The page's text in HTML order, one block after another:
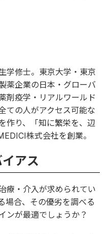
学修士。東京大学・東京
薬企業の日本・グローバ
剤疫学・リアルワールド
ての人がアクセス可能な
作り、「知に繁栄を、辺
株式会社を創業。
アス
療・介入が求められてい
場合、その優劣を調べる
ンが最適でしょうか？